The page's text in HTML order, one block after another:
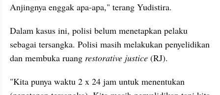
Anjingnya enggak apa-apa," terang Yudistira.
Dalam kasus ini, polisi belum menetapkan pelaku
sebagai tersangka. Polisi masih melakukan penyelidikan
dan membuka ruang restorative justice (RJ).
"Kita punya waktu 2 x 24 jam untuk menentukan